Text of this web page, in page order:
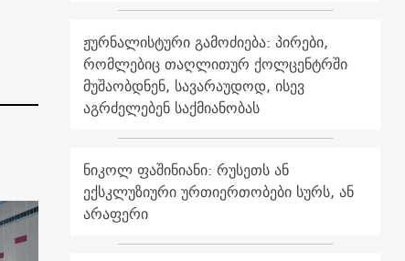
ჟურნალისტური გამოძიება: პირები,
რომლებიც თაღლითურ ქოლცენტრში
მუშაობდნენ, სავარაუდოდ, ისევ
აგრძელებენ საქმიანობას
ნიკოლ ფაშინიანი: რუსეთს ან
ექსკლუზიური ურთიერთობები სურს, ან
არაფერი